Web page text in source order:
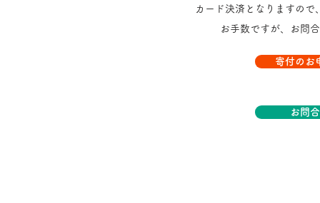
カード決済となりますの
お手数ですが、お問
寄付のお
お問